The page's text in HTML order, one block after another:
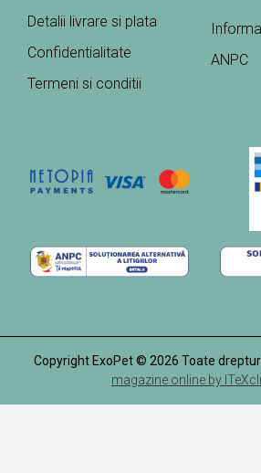
Detalii livrare si plata
Confidentialitate
Termeni si conditii
ANPC
Copyright ExoPet © 2026 Toate
magazine online by